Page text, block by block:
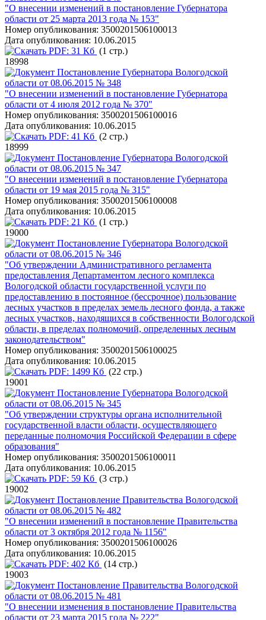
"О внесении изменений в постановление Губернатора
области от 25 марта 2013 года № 153"
Номер опубликования: 3500201506100013
Дата опубликования: 10.06.2015
PDF: 31 Кб (1 стр.)
18998
Постановление Губернатора Вологодской
области от 08.06.2015 № 348
"О внесении изменений в постановление Губернатора
области от 4 июля 2012 года № 370"
Номер опубликования: 3500201506100016
Дата опубликования: 10.06.2015
PDF: 41 Кб (2 стр.)
18999
Постановление Губернатора Вологодской
области от 08.06.2015 № 347
"О внесении изменений в постановление Губернатора
области от 19 мая 2015 года № 315"
Номер опубликования: 3500201506100008
Дата опубликования: 10.06.2015
PDF: 21 Кб (1 стр.)
19000
Постановление Губернатора Вологодской
области от 08.06.2015 № 346
"Об утверждении Административного регламента
предоставления Департаментом лесного комплекса
Вологодской области государственной услуги по
предоставлению в постоянное (бессрочное) пользование
лесных участков в пределах земель лесного фонда, а также
лесных участков, находящихся в собственности Вологодской
области, в пределах полномочий, определенных лесным
законодательством"
Номер опубликования: 3500201506100025
Дата опубликования: 10.06.2015
PDF: 1499 Кб (22 стр.)
19001
Постановление Губернатора Вологодской
области от 08.06.2015 № 345
"Об утверждении структуры органа исполнительной
государственной власти области, осуществляющего
переданные полномочия Российской Федерации в сфере
образования"
Номер опубликования: 3500201506100011
Дата опубликования: 10.06.2015
PDF: 59 Кб (3 стр.)
19002
Постановление Правительства Вологодской
области от 08.06.2015 № 482
"О внесении изменений в постановление Правительства
области от 3 октября 2012 года № 1156"
Номер опубликования: 3500201506100026
Дата опубликования: 10.06.2015
PDF: 402 Кб (14 стр.)
19003
Постановление Правительства Вологодской
области от 08.06.2015 № 481
"О внесении изменения в постановление Правительства
области от 23 марта 2015 года № 222"